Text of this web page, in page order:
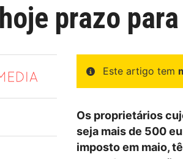
prazo
Este artigo tem
Os proprietários
seja mais de 500
imposto em maio,